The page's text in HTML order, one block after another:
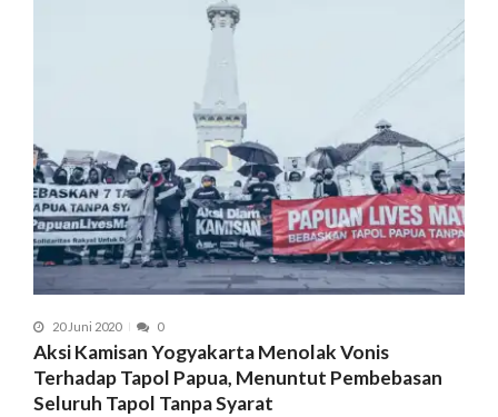
20 Juni 2020 0
Aksi Kamisan Yogyakarta Menolak Vonis
Terhadap Tapol Papua, Menuntut Pembebasan
Seluruh Tapol Tanpa Syarat